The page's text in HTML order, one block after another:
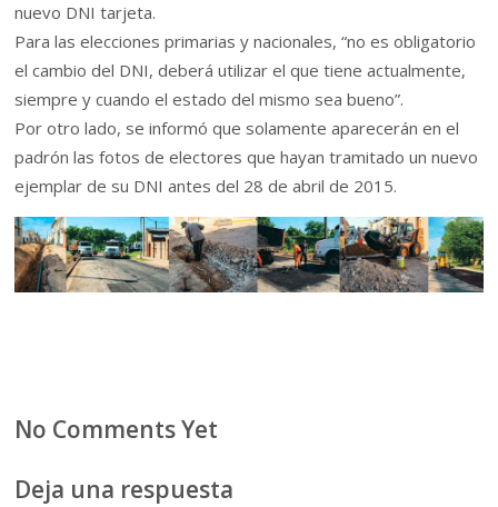
nuevo DNI tarjeta.
Para las elecciones primarias y nacionales, “no es obligatorio
el cambio del DNI, deberá utilizar el que tiene actualmente,
siempre y cuando el estado del mismo sea bueno”.
Por otro lado, se informó que solamente aparecerán en el
padrón las fotos de electores que hayan tramitado un nuevo
ejemplar de su DNI antes del 28 de abril de 2015.
No Comments Yet
Deja una respuesta